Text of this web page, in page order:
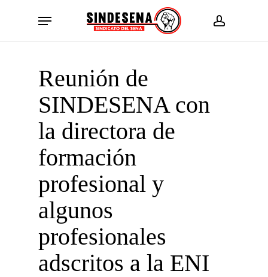
account
Menu
Reunión de
SINDESENA con
la directora de
formación
profesional y
algunos
profesionales
adscritos a la ENI